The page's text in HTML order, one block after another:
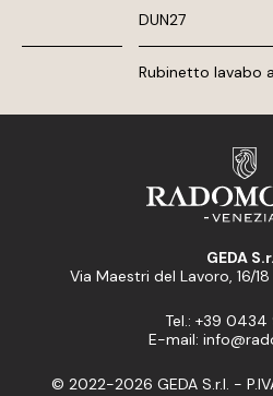
DUN27
Rubinetto lavabo
GEDA
Via Maestri del Lavoro, 16/
Tel.: +39 0434
E-mail:
© 2022-2026 GEDA S.r.l. -